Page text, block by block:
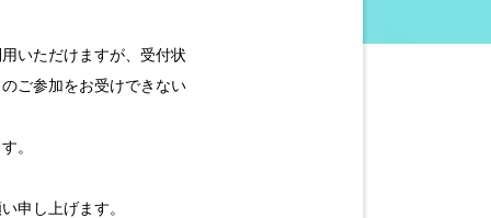
いただけますが、受付状
ご参加をお受けできない
。
申し上げます。